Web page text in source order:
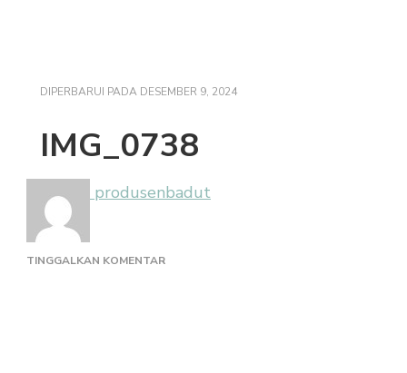
DIPERBARUI PADA DESEMBER 9, 2024
IMG_0738
produsenbadut
TINGGALKAN KOMENTARPADA